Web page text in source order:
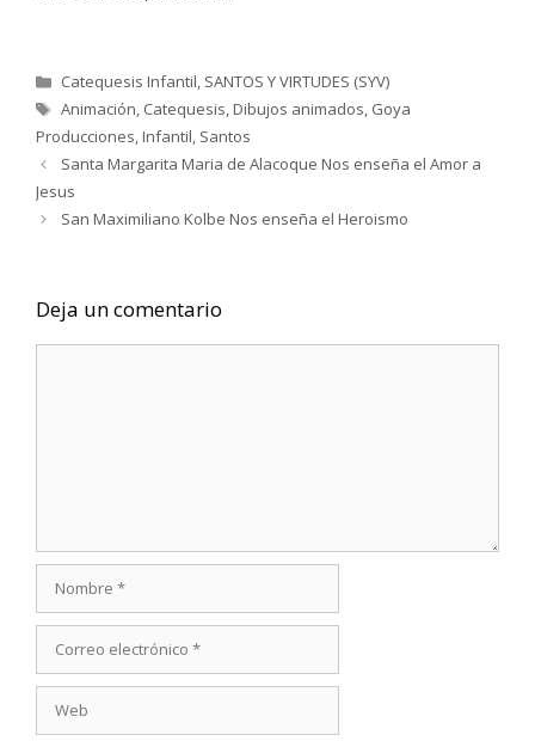
Categorías
Catequesis Infantil, SANTOS Y VIRTUDES (SYV)
Etiquetas
Animación, Catequesis,Dibujos animados, Goya
Producciones,Infantil, Santos
Santa Margarita Maria de Alacoque Nos enseña el Amor a
Jesus
San Maximiliano Kolbe Nos enseña el Heroismo
Deja un comentario
electrónico